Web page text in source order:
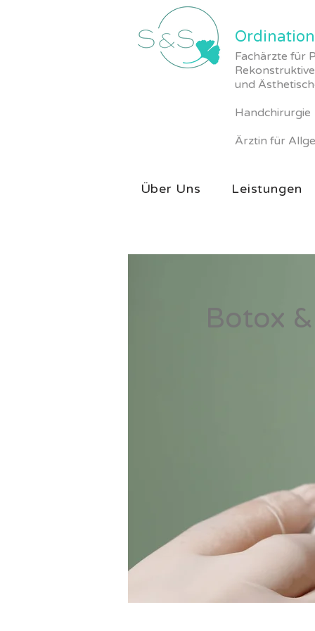
Fachärzte für
Rekonstruktive
und
Ärztin für
Über Uns Leistungen
Botox